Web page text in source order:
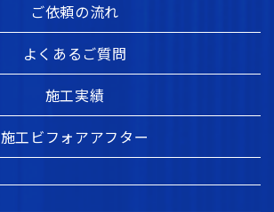
ご依頼の流れ
よくあるご質問
施工実績
施工ビフォアアフター